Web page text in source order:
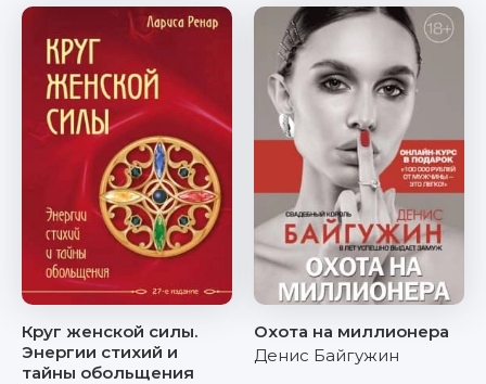
Круг женской силы.
Энергии стихий и
тайны обольщения
Охота на миллионера
Денис Байгужин